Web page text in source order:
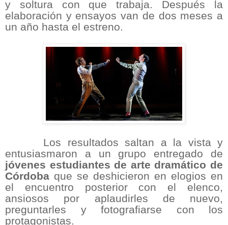
y soltura con que trabaja. Después la
elaboración y ensayos van de dos meses a
un año hasta el estreno.
Los resultados saltan a la vista y
entusiasmaron a un grupo entregado de
jóvenes estudiantes de arte dramático de
Córdoba que se deshicieron en elogios en
el encuentro posterior con el elenco,
ansiosos por aplaudirles de nuevo,
preguntarles y fotografiarse con los
protagonistas.